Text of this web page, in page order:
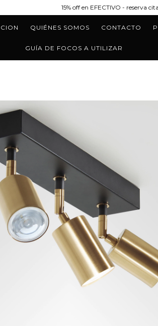
15% off en EFECTIVO - reserva
QUIÉNES SOMOS CONTACTO
GUÍA DE FOCOS A UTILIZAR